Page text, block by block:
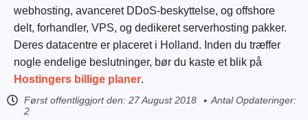
webhosting, avanceret DDoS-beskyttelse, og offshore
delt, forhandler, VPS, og dedikeret serverhosting pakker.
Deres datacentre er placeret i Holland. Inden du træffer
nogle endelige beslutninger, bør du kaste et blik på
Hostingers billige planer.
Først offentliggjort den: 27 August 2018
Antal Opdateringer:
2